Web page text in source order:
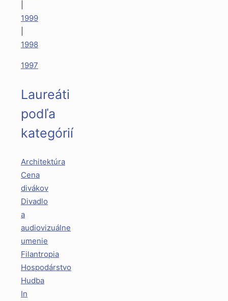
1999
1998
1997
Laureáti
podľa
kategórií
Architektúra
Cena
divákov
Divadlo
a
audiovizuálne
umenie
Filantropia
Hospodárstvo
Hudba
In